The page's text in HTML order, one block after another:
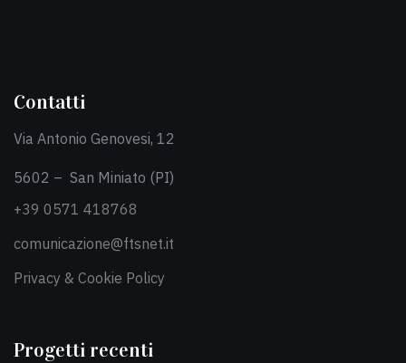
Contatti
Via Antonio Genovesi, 12
5602 – San Miniato (PI)
+39 0571 418768
comunicazione@ftsnet.it
Privacy & Cookie Policy
Progetti recenti